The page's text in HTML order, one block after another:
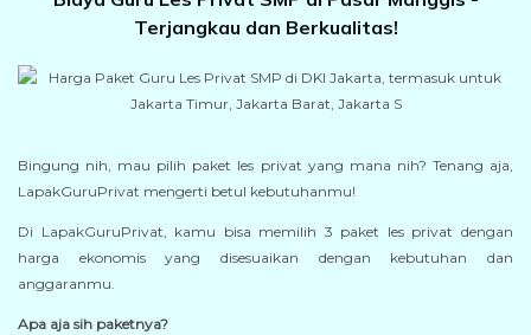
Terjangkau dan Berkualitas!
Bingung nih, mau pilih paket les privat yang mana nih? Tenang aja,
LapakGuruPrivat mengerti betul kebutuhanmu!
Di LapakGuruPrivat, kamu bisa memilih 3 paket les privat dengan
harga ekonomis yang disesuaikan dengan kebutuhan dan
anggaranmu.
Apa aja sih paketnya?